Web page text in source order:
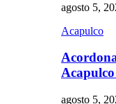
agosto 5,
Acapulco
agosto 5,